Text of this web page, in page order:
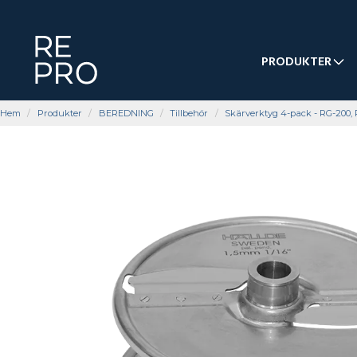
PRODUKTER
Hem Produkter BEREDNING Tillbehör Skärverktyg 4-pack - RG-200,